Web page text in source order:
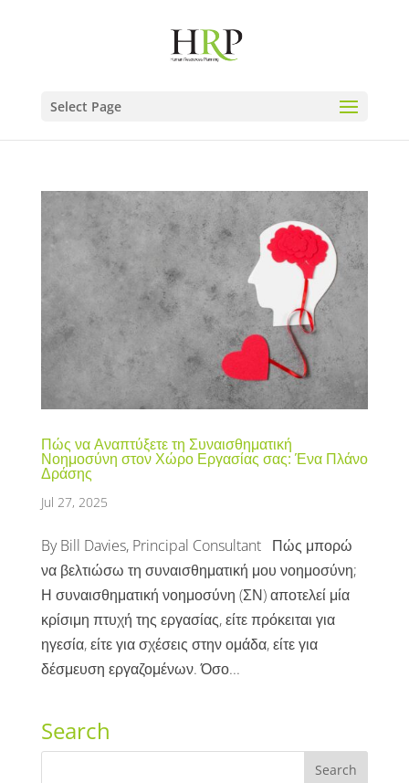
Select Page
Πώς να Αναπτύξετε τη Συναισθηματική
Νοημοσύνη στον Χώρο Εργασίας σας: Ένα Πλάνο
Δράσης
Jul 27, 2025
By Bill Davies, Principal Consultant Πώς μπορώ
να βελτιώσω τη συναισθηματική μου νοημοσύνη;
Η συναισθηματική νοημοσύνη (ΣΝ) αποτελεί μία
κρίσιμη πτυχή της εργασίας, είτε πρόκειται για
ηγεσία, είτε για σχέσεις στην ομάδα, είτε για
δέσμευση εργαζομένων. Όσο...
Search